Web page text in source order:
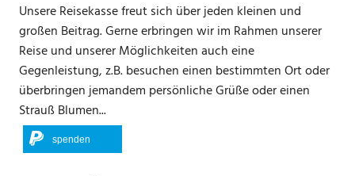
Unsere Reisekasse freut sich über jeden kleinen und
großen Beitrag. Gerne erbringen wir im Rahmen unserer
Reise und unserer Möglichkeiten auch eine
Gegenleistung, z.B. besuchen einen bestimmten Ort oder
überbringen jemandem persönliche Grüße oder einen
Strauß Blumen...
spenden